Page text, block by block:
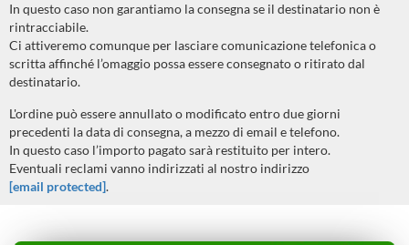
In questo caso non garantiamo la consegna se il destinatario non è
rintracciabile.
Ci attiveremo comunque per lasciare comunicazione telefonica o
scritta affinché l’omaggio possa essere consegnato o ritirato dal
destinatario.
L'ordine può essere annullato o modificato entro due giorni
precedenti la data di consegna, a mezzo di email e telefono.
In questo caso l’importo pagato sarà restituito per intero.
Eventuali reclami vanno indirizzati al nostro indirizzo
[email protected].